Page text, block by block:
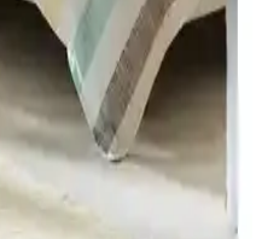
Yorgan
Kullanıcı Yorumları
Alla Turca çift
yorganın özellikleri, kullanıcı
burada.
Kılıfı: Modern